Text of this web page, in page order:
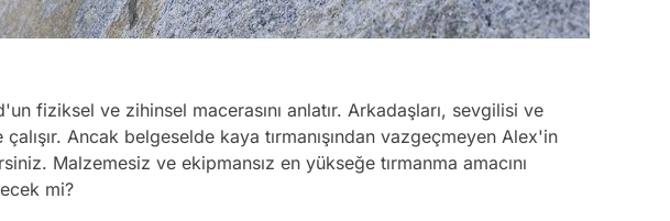
fiziksel ve zihinsel macerasını anlatır. Arkadaşları, sevgilisi ve
Ancak belgeselde kaya tırmanışından vazgeçmeyen Alex'in
Malzemesiz ve ekipmansız en yükseğe tırmanma amacını
mi?